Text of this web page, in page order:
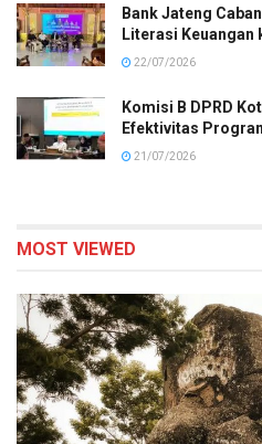
Bank Jateng
Literasi Keuangan
22/07/2026
Komisi B DPRD
Efektivitas
21/07/2026
MOST VIEWED